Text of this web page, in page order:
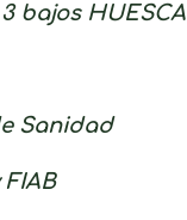
bajos HUESCA
Sanidad
FIAB